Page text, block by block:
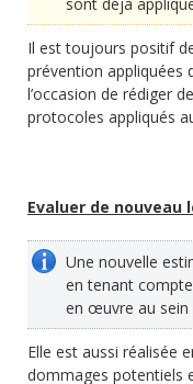
Il est toujours positif
prévention appliquées
l’occasion de rédiger
protocoles appliqués
Evaluer de nouveau
Une nouvelle
en tenant
en œuvre au sein
Elle est aussi réalisée
dommages potentiels